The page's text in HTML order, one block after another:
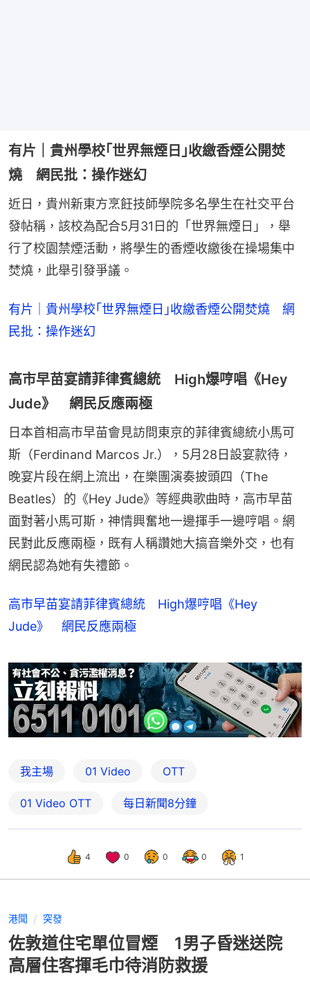
有片｜貴州學校｢世界無煙日｣收繳香煙公開焚
燒 網民批：操作迷幻
近日，貴州新東方烹飪技師學院多名學生在社交平台
發帖稱，該校為配合5月31日的「世界無煙日」，舉
行了校園禁煙活動，將學生的香煙收繳後在操場集中
焚燒，此舉引發爭議。
有片｜貴州學校｢世界無煙日｣收繳香煙公開焚燒 網
民批：操作迷幻
高市早苗宴請菲律賓總統 High爆哼唱《Hey
Jude》 網民反應兩極
日本首相高市早苗會見訪問東京的菲律賓總統小馬可
斯（Ferdinand Marcos Jr.），5月28日設宴款待，
晚宴片段在網上流出，在樂團演奏披頭四（The
Beatles）的《Hey Jude》等經典歌曲時，高市早苗
面對著小馬可斯，神情興奮地一邊揮手一邊哼唱。網
民對此反應兩極，既有人稱讚她大搞音樂外交，也有
網民認為她有失禮節。
高市早苗宴請菲律賓總統 High爆哼唱《Hey
Jude》 網民反應兩極
我主場 01 Video OTT
01‌ ‌Video‌ ‌OTT 每日新聞8分鐘
4 0 0 0 1
港聞 突發
佐敦道住宅單位冒煙 1男子昏迷送院
高層住客揮毛巾待消防救援